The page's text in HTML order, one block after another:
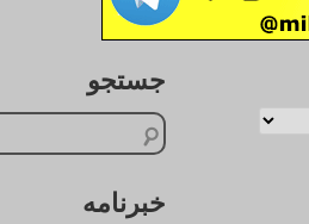
جستجو
خبرنامه